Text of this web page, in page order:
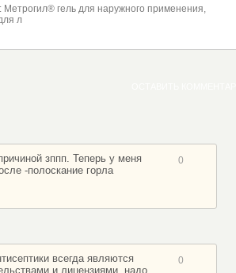
гель для наружного применения,
л
0
зппп. Теперь у меня
-полоскание горла
0
всегда являются
и лицензиями. надо